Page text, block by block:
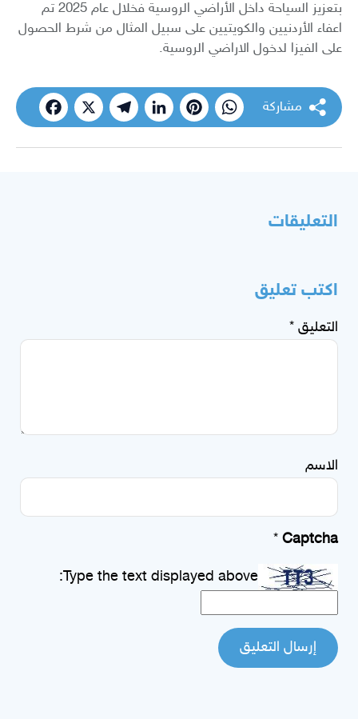
بتعزيز السياحة داخل الأراضي الروسية فخلال عام 2025 تم
اعفاء الأردنيين والكويتيين على سبيل المثال من شرط الحصول
على الفيزا لدخول الاراضي الروسية.
مشاركة WhatsApp
Pinterest
LinkedIn
Telegram
X
التعليقات
اكتب تعليق
التعليق *
الاسم
Captcha
*
Type the text displayed above: